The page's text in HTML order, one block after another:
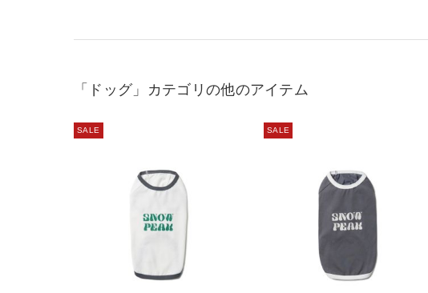
「ドッグ」カテゴリの他のアイテム
SALE SALE